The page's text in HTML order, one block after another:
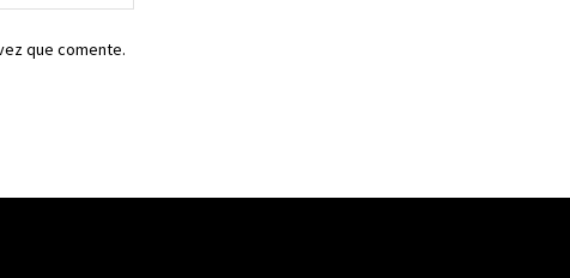
web:
que comente.